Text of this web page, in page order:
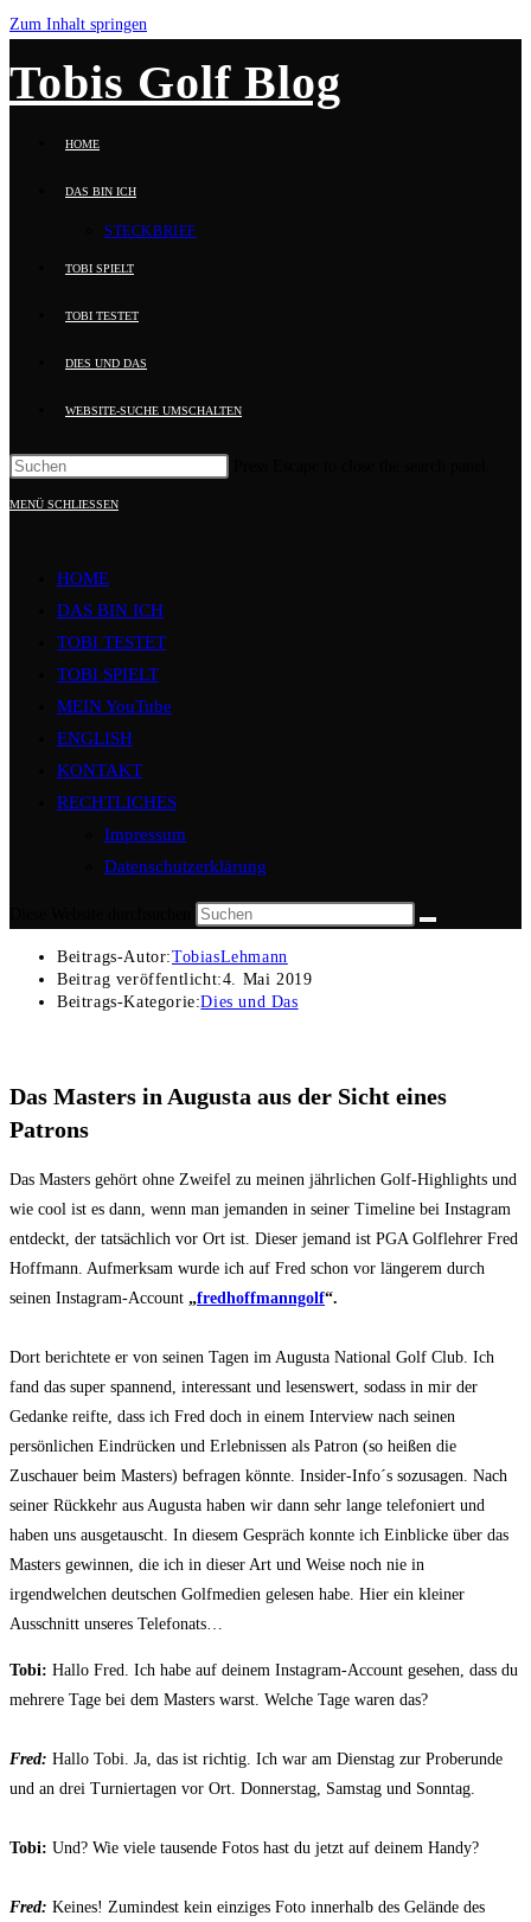
Zum Inhalt springen
Tobis Golf Blog
HOME
DAS BIN ICH
STECKBRIEF
TOBI SPIELT
TOBI TESTET
DIES UND DAS
WEBSITE-SUCHE UMSCHALTEN
MENÜ SCHLIESSEN
HOME
DAS BIN ICH
TOBI TESTET
TOBI SPIELT
MEIN YouTube
ENGLISH
KONTAKT
RECHTLICHES
Impressum
Datenschutzerklärung
Beitrags-Autor:TobiasLehmann
Beitrag veröffentlicht:4. Mai 2019
Beitrags-Kategorie:Dies und Das
Das Masters in Augusta aus der Sicht eines
Patrons
Das Masters gehört ohne Zweifel zu meinen jährlichen Golf-Highlights und
wie cool ist es dann, wenn man jemanden in seiner Timeline bei Instagram
entdeckt, der tatsächlich vor Ort ist. Dieser jemand ist PGA Golflehrer Fred
Hoffmann. Aufmerksam wurde ich auf Fred schon vor längerem durch
seinen Instagram-Account „fredhoffmanngolf“.
Dort berichtete er von seinen Tagen im Augusta National Golf Club. Ich
fand das super spannend, interessant und lesenswert, sodass in mir der
Gedanke reifte, dass ich Fred doch in einem Interview nach seinen
persönlichen Eindrücken und Erlebnissen als Patron (so heißen die
Zuschauer beim Masters) befragen könnte. Insider-Info´s sozusagen. Nach
seiner Rückkehr aus Augusta haben wir dann sehr lange telefoniert und
haben uns ausgetauscht. In diesem Gespräch konnte ich Einblicke über das
Masters gewinnen, die ich in dieser Art und Weise noch nie in
irgendwelchen deutschen Golfmedien gelesen habe. Hier ein kleiner
Ausschnitt unseres Telefonats…
Tobi: Hallo Fred. Ich habe auf deinem Instagram-Account gesehen, dass du
mehrere Tage bei dem Masters warst. Welche Tage waren das?
Fred: Hallo Tobi. Ja, das ist richtig. Ich war am Dienstag zur Proberunde
und an drei Turniertagen vor Ort. Donnerstag, Samstag und Sonntag.
Tobi: Und? Wie viele tausende Fotos hast du jetzt auf deinem Handy?
Fred: Keines! Zumindest kein einziges Foto innerhalb des Gelände des